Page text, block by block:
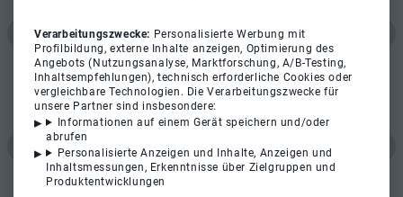
Verarbeitungszwecke: Personalisierte Werbung mit
Profilbildung, externe Inhalte anzeigen, Optimierung des
Angebots (Nutzungsanalyse, Marktforschung, A/B-Testing,
Inhaltsempfehlungen), technisch erforderliche Cookies oder
vergleichbare Technologien. Die Verarbeitungszwecke für
unsere Partner sind insbesondere:
Informationen auf einem Gerät speichern und/oder
abrufen
Personalisierte Anzeigen und Inhalte, Anzeigen und
Inhaltsmessungen, Erkenntnisse über Zielgruppen und
Produktentwicklungen